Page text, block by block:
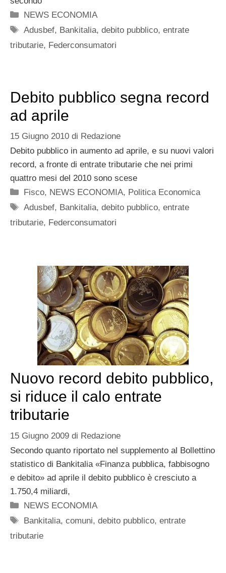
Categorie
NEWS ECONOMIA
Tag
Adusbef, Bankitalia,debito pubblico,entrate
tributarie, Federconsumatori
Debito pubblico segna record
ad aprile
15 Giugno 2010 di Redazione
Debito pubblico in aumento ad aprile, e su nuovi valori
record, a fronte di entrate tributarie che nei primi
quattro mesi del 2010 sono scese
Categorie
Fisco, NEWS ECONOMIA, Politica Economica
Tag
Adusbef, Bankitalia,debito pubblico,entrate
tributarie, Federconsumatori
Nuovo record debito pubblico,
si riduce il calo entrate
tributarie
15 Giugno 2009 di Redazione
Secondo quanto riportato nel supplemento al Bollettino
statistico di Bankitalia «Finanza pubblica, fabbisogno
e debito» ad aprile il debito pubblico è cresciuto a
1.750,4 miliardi,
Categorie
NEWS ECONOMIA
Tag
Bankitalia,comuni,debito pubblico,entrate
tributarie